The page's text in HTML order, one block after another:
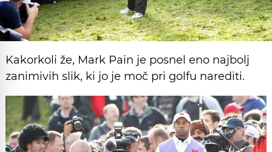
Kakorkoli že, Mark Pain je posnel eno najbolj
zanimivih slik, ki jo je moč pri golfu narediti.